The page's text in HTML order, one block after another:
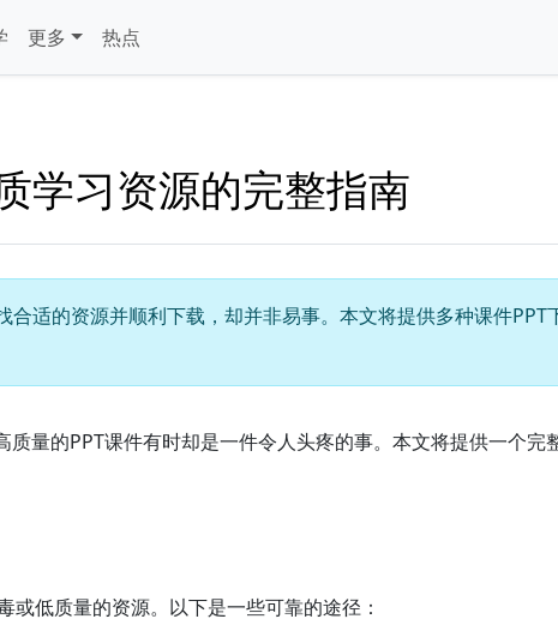
更多 热点
学习资源的完整指南
适的资源并顺利下载，却并非易事。本文将提供多种课件PPT
量的PPT课件有时却是一件令人头疼的事。本文将提供一个完
低质量的资源。以下是一些可靠的途径：